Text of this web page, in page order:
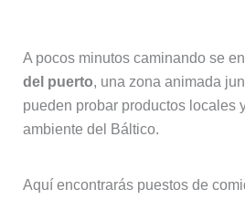
A pocos minutos caminando se
del puerto, una zona animada
pueden probar productos locales
ambiente del Báltico.
Aquí encontrarás puestos de